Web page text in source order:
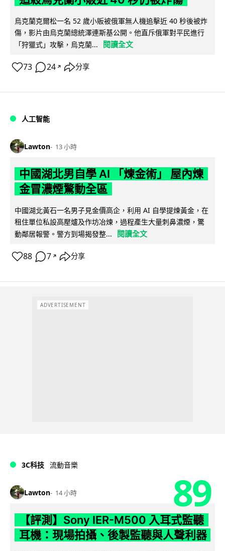
烏克蘭克爾松一名 52 歲小販被俄軍無人機追擊近 40 秒後被炸
傷，影片由烏克蘭總統澤連斯基公開。他直斥俄軍對平民進行
「狩獵式」攻擊，烏克蘭...
閱讀全文
73 24 ↗ 分享
人工智能
Lawton 13 小時
中國湖北男自學 AI 「煉金術」 屋內煉
金冒濃煙驚動全區
中國湖北黃石一名男子見金價高企，利用 AI 自學提煉黃金，在
租住單位私設高壓爐及作坊冶煉，過程產生大量刺鼻濃煙，驚
動鄰居報警。警方到場揭發整...
閱讀全文
88 7 ↗ 分享
ADVERTISEMENT
3C科技 流動音樂
Lawton 14 小時 89
【評測】Sony IER-M500 入耳式監聽
耳機：現場拍攝、後製監聽與人聲利器